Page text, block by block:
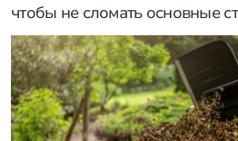
чтобы не сломать основные